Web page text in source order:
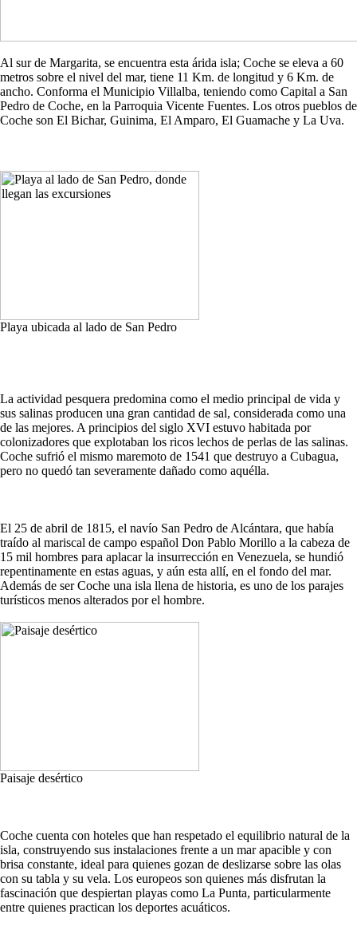
Al sur de Margarita, se encuentra esta árida isla; Coche se eleva a 60
metros sobre el nivel del mar, tiene 11 Km. de longitud y 6 Km. de
ancho. Conforma el Municipio Villalba, teniendo como Capital a San
Pedro de Coche, en la Parroquia Vicente Fuentes. Los otros pueblos de
Coche son El Bichar, Guinima, El Amparo, El Guamache y La Uva.
Playa ubicada al lado de San Pedro
La actividad pesquera predomina como el medio principal de vida y
sus salinas producen una gran cantidad de sal, considerada como una
de las mejores. A principios del siglo XVI estuvo habitada por
colonizadores que explotaban los ricos lechos de perlas de las salinas.
Coche sufrió el mismo maremoto de 1541 que destruyo a Cubagua,
pero no quedó tan severamente dañado como aquélla.
El 25 de abril de 1815, el navío San Pedro de Alcántara, que había
traído al mariscal de campo español Don Pablo Morillo a la cabeza de
15 mil hombres para aplacar la insurrección en Venezuela, se hundió
repentinamente en estas aguas, y aún esta allí, en el fondo del mar.
Además de ser Coche una isla llena de historia, es uno de los parajes
turísticos menos alterados por el hombre.
Paisaje desértico
Coche cuenta con hoteles que han respetado el equilibrio natural de la
isla, construyendo sus instalaciones frente a un mar apacible y con
brisa constante, ideal para quienes gozan de deslizarse sobre las olas
con su tabla y su vela. Los europeos son quienes más disfrutan la
fascinación que despiertan playas como La Punta, particularmente
entre quienes practican los deportes acuáticos.